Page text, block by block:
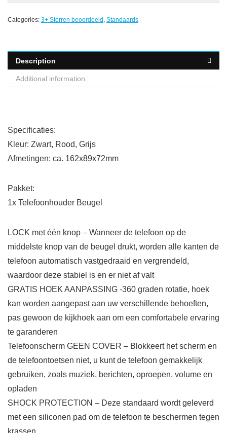
Categories: 3+ Sterren beoordeeld , Standaards
Description
Additional information
Specificaties:
Kleur: Zwart, Rood, Grijs
Afmetingen: ca. 162x89x72mm
Pakket:
1x Telefoonhouder Beugel
LOCK met één knop – Wanneer de telefoon op de
middelste knop van de beugel drukt, worden alle kanten de
telefoon automatisch vastgedraaid en vergrendeld,
waardoor deze stabiel is en er niet af valt
GRATIS HOEK AANPASSING -360 graden rotatie, hoek
kan worden aangepast aan uw verschillende behoeften,
pas gewoon de kijkhoek aan om een comfortabele ervaring
te garanderen
Telefoonscherm GEEN COVER​ – Blokkeert het scherm en
de telefoontoetsen niet, u kunt de telefoon gemakkelijk
gebruiken, zoals muziek, berichten, oproepen, volume en
opladen
SHOCK PROTECTION​ – Deze standaard wordt geleverd
met een siliconen pad om de telefoon te beschermen tegen